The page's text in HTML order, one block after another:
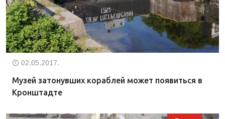
02.05.2017.
Музей затонувших кораблей может появиться в
Кронштадте